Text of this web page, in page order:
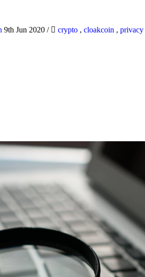
9th Jun 2020 / crypto , cloakcoin , privacy